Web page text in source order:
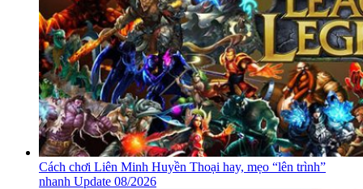
Cách chơi Liên Minh Huyền Thoại hay, mẹo “lên trình”
nhanh Update 08/2026